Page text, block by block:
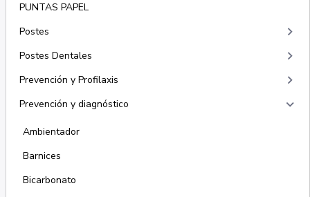
PUNTAS PAPEL
Postes
keyboard_arrow_right
Postes Dentales keyboard_arrow_right
Prevención y Profilaxis keyboard_arrow_right
Prevención y diagnóstico keyboard_arrow_right
Ambientador
Barnices
Bicarbonato